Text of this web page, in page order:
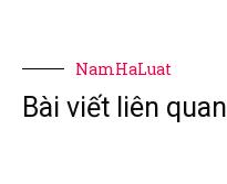
NamHaLuat
Bài viết liên quan